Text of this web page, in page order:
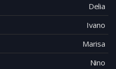
Delia
Ivano
Marisa
Nino